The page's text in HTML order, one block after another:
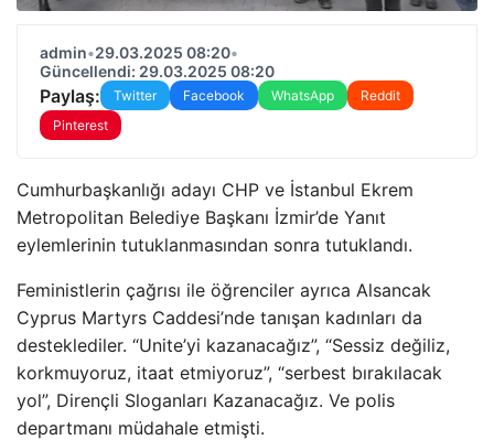
admin•29.03.2025 08:20•
Güncellendi: 29.03.2025 08:20
Paylaş: Twitter Facebook WhatsApp
Reddit
Pinterest
Cumhurbaşkanlığı adayı CHP ve İstanbul Ekrem
Metropolitan Belediye Başkanı İzmir’de Yanıt
eylemlerinin tutuklanmasından sonra tutuklandı.
Feministlerin çağrısı ile öğrenciler ayrıca Alsancak
Cyprus Martyrs Caddesi’nde tanışan kadınları da
desteklediler. “Unite’yi kazanacağız”, “Sessiz değiliz,
korkmuyoruz, itaat etmiyoruz”, “serbest bırakılacak
yol”, Dirençli Sloganları Kazanacağız. Ve polis
departmanı müdahale etmişti.